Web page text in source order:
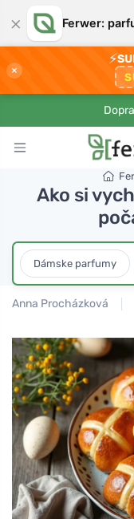
× Ferwer:
×
⚡
Ako si
Dámske parfumy
Anna Procházková